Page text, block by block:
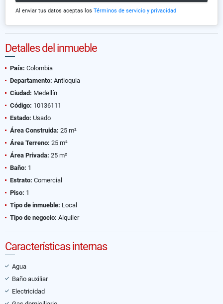
Al enviar tus datos aceptas los Términos de servicio y privacidad
Detalles del inmueble
País: Colombia
Departamento: Antioquia
Ciudad: Medellín
Código: 10136111
Estado: Usado
Área Construida: 25 m²
Área Terreno: 25 m²
Área Privada: 25 m²
Baño: 1
Estrato: Comercial
Piso: 1
Tipo de inmueble: Local
Tipo de negocio: Alquiler
Características internas
Agua
Baño auxiliar
Electricidad